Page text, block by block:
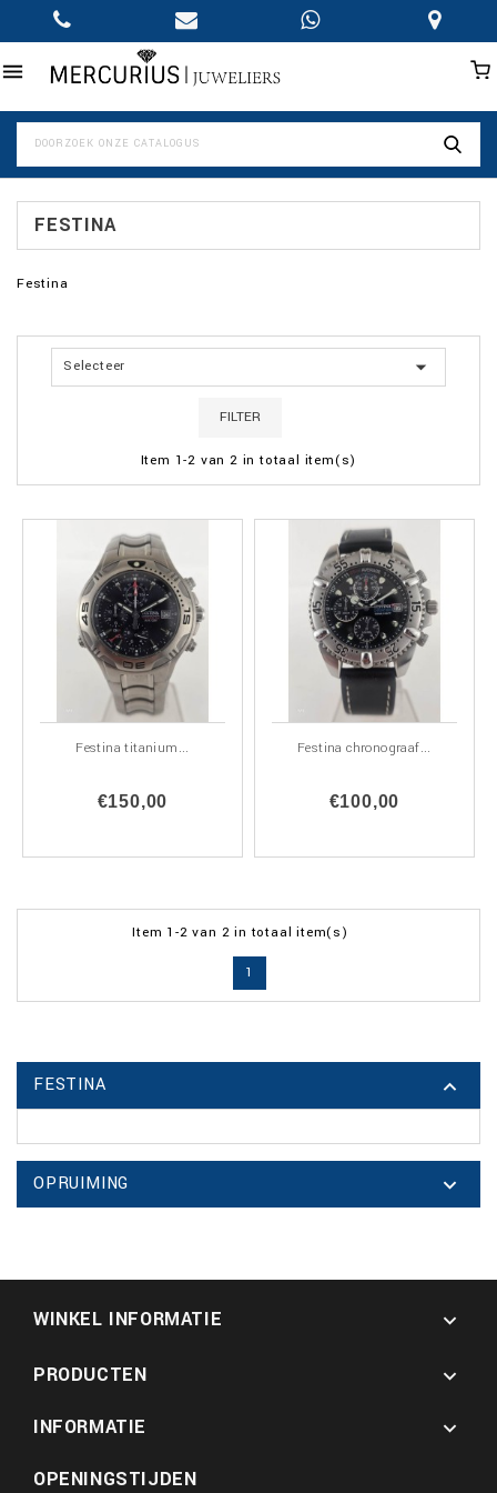

FESTINA
Festina
Selecteer 
FILTER
Item 1-2 van 2 in totaal item(s)
Festina titanium...
€150,00
Festina chronograaf...
€100,00
Item 1-2 van 2 in totaal item(s)
1
FESTINA 
OPRUIMING 
WINKEL INFORMATIE 
PRODUCTEN

INFORMATIE

OPENINGSTIJDEN